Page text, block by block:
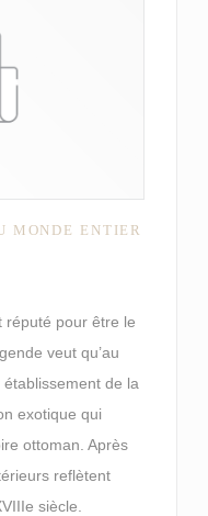
MONDE ENTIER
réputé pour être le
veut qu’au
de la
exotique qui
ottoman. Après
reflètent
siècle.